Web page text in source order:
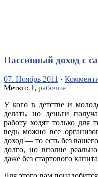
Пассивный доход с
07. Ноябрь 2011 ·
Метки: 1, рабочие
У кого в детстве и
делать, но деньги
работу ходят только
ведь можно все
доход — то есть без
долго, но вполне
даже без стартового